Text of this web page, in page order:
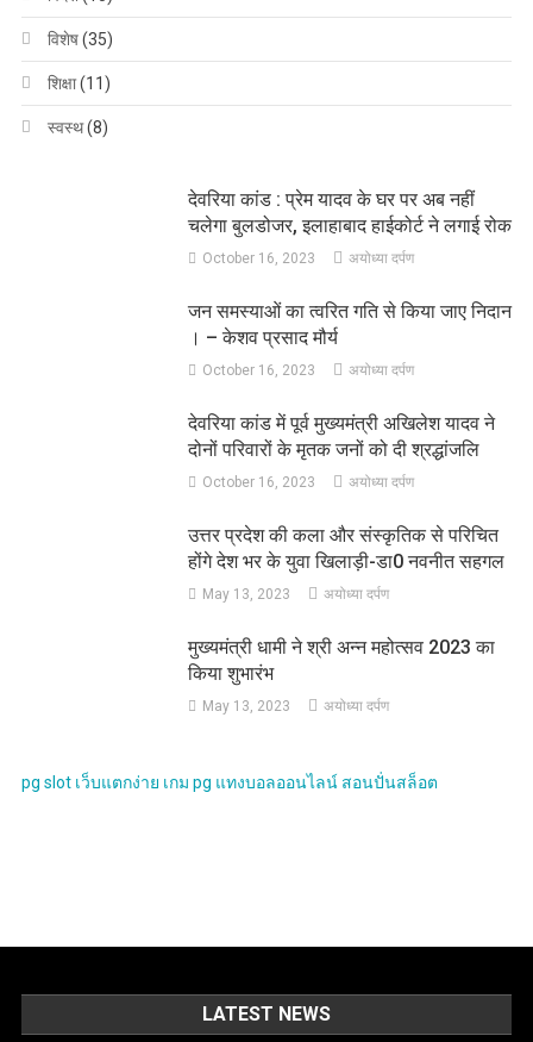
विशेष(35)
शिक्षा(11)
स्वस्थ(8)
देवरिया कांड : प्रेम यादव के घर पर अब नहीं
चलेगा बुलडोजर, इलाहाबाद हाईकोर्ट ने लगाई रोक
October 16, 2023 अयोध्या दर्पण
जन समस्याओं का त्वरित गति से किया जाए निदान
। – केशव प्रसाद मौर्य
October 16, 2023 अयोध्या दर्पण
देवरिया कांड में पूर्व मुख्यमंत्री अखिलेश यादव ने
दोनों परिवारों के मृतक जनों को दी श्रद्धांजलि
October 16, 2023 अयोध्या दर्पण
उत्तर प्रदेश की कला और संस्कृतिक से परिचित
होंगे देश भर के युवा खिलाड़ी-डा0 नवनीत सहगल
May 13, 2023 अयोध्या दर्पण
मुख्यमंत्री धामी ने श्री अन्न महोत्सव 2023 का
किया शुभारंभ
May 13, 2023 अयोध्या दर्पण
pg slot เว็บแตกง่าย เกม pg แทงบอลออนไลน์ สอนปั่นสล็อต
LATEST NEWS